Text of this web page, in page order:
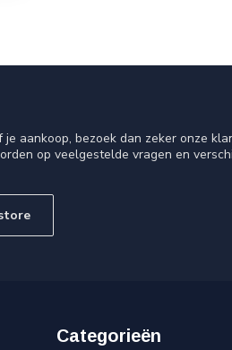
aankoop, bezoek dan zeker onze
op veelgestelde vragen en
Categorieën